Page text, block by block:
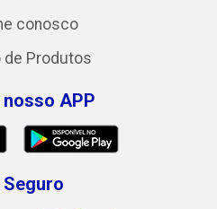
conosco
de Produtos
nosso APP